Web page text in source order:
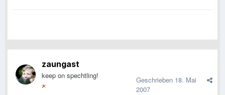
zaungast
keep on spechtling! Geschrieben 18. Mai
2007